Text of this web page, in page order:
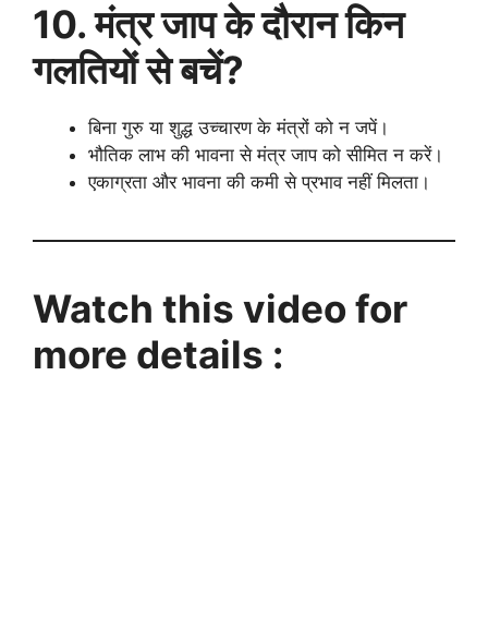
10. मंत्र जाप के दौरान किन
गलतियों से बचें?
बिना गुरु या शुद्ध उच्चारण के मंत्रों को न जपें।
भौतिक लाभ की भावना से मंत्र जाप को सीमित न करें।
एकाग्रता और भावना की कमी से प्रभाव नहीं मिलता।
Watch this video for
more details :